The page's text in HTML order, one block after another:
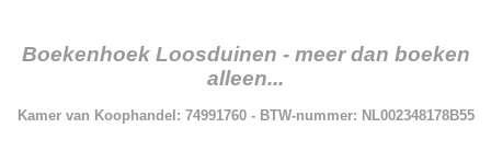
Boekenhoek Loosduinen - meer dan boeken
alleen...
Kamer van Koophandel: 74991760 - BTW-nummer: NL002348178B55